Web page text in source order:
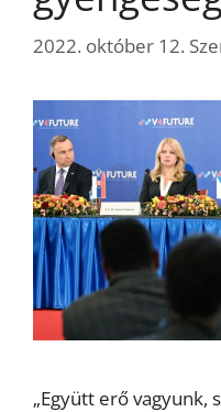
2022. október 12.
„Együtt erő vagyunk,